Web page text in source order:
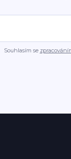
Souhlasím se